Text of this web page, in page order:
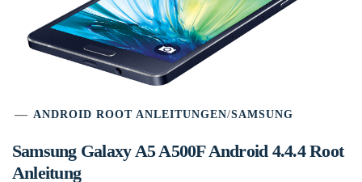
ANDROID ROOT ANLEITUNGEN/SAMSUNG
Samsung Galaxy A5 A500F Android 4.4.4 Root
Anleitung